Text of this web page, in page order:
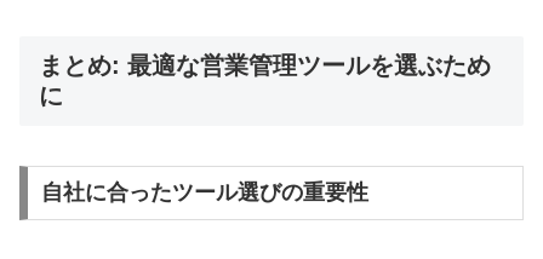
まとめ: 最適な営業管理ツールを選ぶため
に
自社に合ったツール選びの重要性